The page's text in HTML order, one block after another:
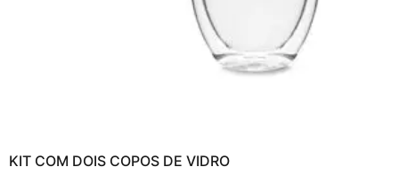
KIT COM DOIS COPOS DE VIDRO